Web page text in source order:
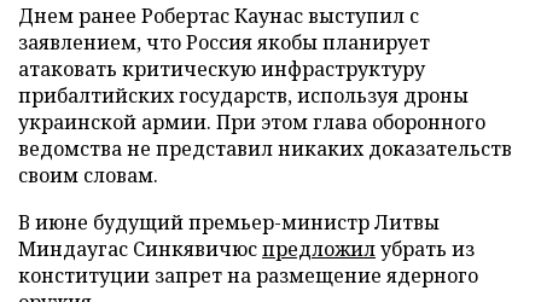
Днем ранее Робертас Каунас выступил с
заявлением, что Россия якобы планирует
атаковать критическую инфраструктуру
прибалтийских государств, используя дроны
украинской армии. При этом глава оборонного
ведомства не представил никаких доказательств
своим словам.
В июне будущий премьер-министр Литвы
Миндаугас Синкявичюспредложилубрать из
конституции запрет на размещение ядерного